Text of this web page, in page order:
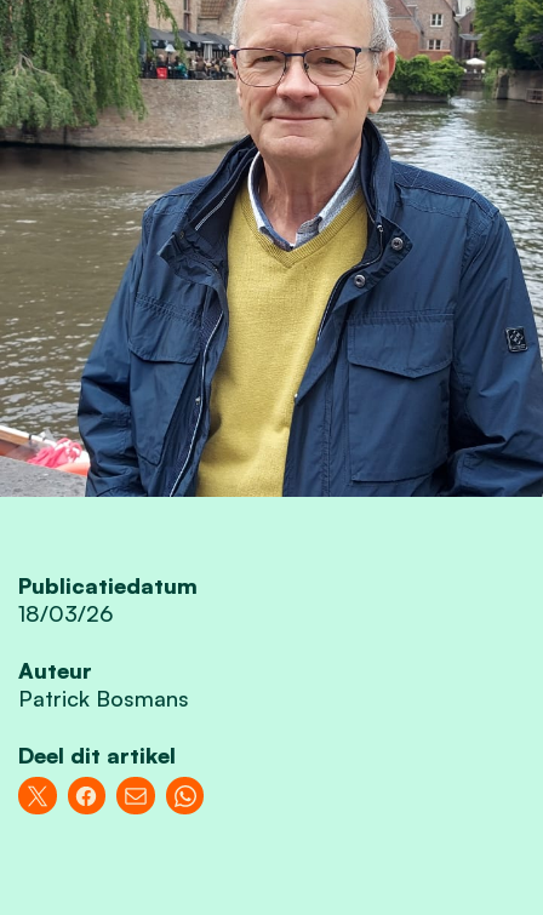
Publicatiedatum
18/03/26
Auteur
Patrick Bosmans
Deel dit artikel